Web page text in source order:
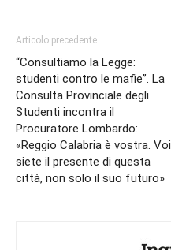
Articolo precedente
“Consultiamo la Legge:
studenti contro le mafie”. La
Consulta Provinciale degli
Studenti incontra il
Procuratore Lombardo:
«Reggio Calabria è vostra. Voi
siete il presente di questa
città, non solo il suo futuro»